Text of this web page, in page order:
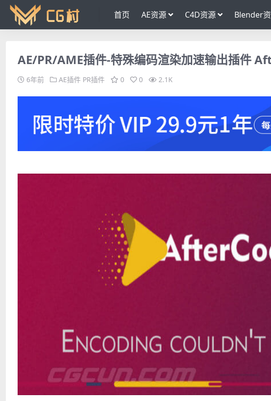
首页 AE资源 C4D资源 Blender
AE/PR/AME插件-特殊编码渲染加速输出插件
6年前 AE插件 PR插件 0 0 2.1K